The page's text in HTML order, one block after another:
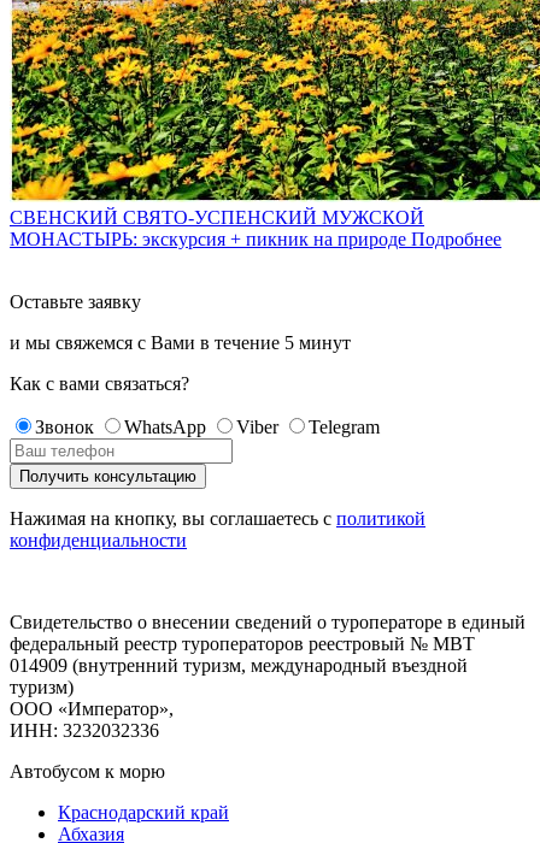
СВЕНСКИЙ СВЯТО-УСПЕНСКИЙ МУЖСКОЙ
МОНАСТЫРЬ: экскурсия + пикник на природе Подробнее
Оставьте заявку
и мы свяжемся с Вами в течение 5 минут
Как с вами связаться?
Звонок WhatsApp Viber Telegram
Нажимая на кнопку, вы соглашаетесь с политикой
конфиденциальности
Свидетельство о внесении сведений о туроператоре в единый
федеральный реестр туроператоров реестровый № МВТ
014909 (внутренний туризм, международный въездной
туризм)
ООО «Император»,
ИНН: 3232032336
Автобусом к морю
Краснодарский край
Абхазия